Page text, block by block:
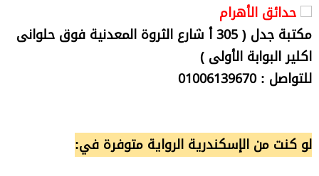
حدائق الأهرام
مكتبة جدل ( 305 أ شارع الثروة المعدنية فوق حلوانى
اكلير البوابة الأولى )
للتواصل : 01006139670
لو كنت من الإسكندرية الرواية متوفرة في: